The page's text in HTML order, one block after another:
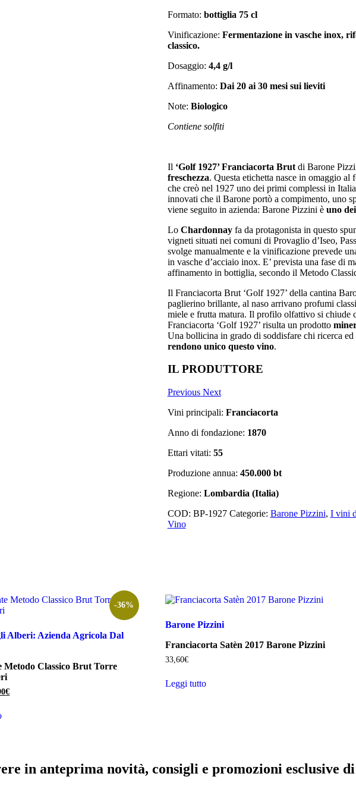
Formato: bottiglia 75 cl
Vinificazione: Fermentazione in vasche inox,
classico.
Dosaggio: 4,4 g/l
Affinamento: Dai 20 ai 30 mesi sui lieviti
Note: Biologico
Contiene solfiti
Il ‘Golf 1927’ Franciacorta Brutdi Barone
freschezza. Questa etichetta nasce in omaggio
che creò nel 1927 uno dei primi complessi in
innovati che il Barone portò a compimento, uno
viene seguito in azienda: Barone Pizzini è uno
Lo Chardonnayfa da protagonista in questo
vigneti situati nei comuni di Provaglio d’Iseo,
svolge manualmente e la vinificazione prevede
in vasche d’acciaio inox. E’ prevista una fase di
affinamento in bottiglia, secondo il Metodo
Il Franciacorta Brut ‘Golf 1927’ della cantina
paglierino brillante, al naso arrivano profumi
miele e frutta matura. Il profilo olfattivo si chiude
Franciacorta ‘Golf 1927’ risulta un prodotto
Una bollicina in grado di soddisfare chi ricerca ed
rendono unico questo vino.
IL PRODUTTORE
Previous Next
Vini principali: Franciacorta
Anno di fondazione: 1870
Ettari vitati: 55
Produzione annua: 450.000 bt
Regione: Lombardia (Italia)
COD: BP-1927 Categorie: Barone Pizzini, I vini
Vino
-36%
Alberi: Azienda Agricola Dal
Metodo Classico Brut Torre
€Il
Barone Pizzini
Franciacorta Satèn 2017 Barone Pizzini
33,60€
Leggi tutto
in anteprima novità, consigli e promozioni esclusive